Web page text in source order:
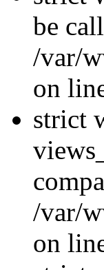
be
/var/
on
strict
/var/
on